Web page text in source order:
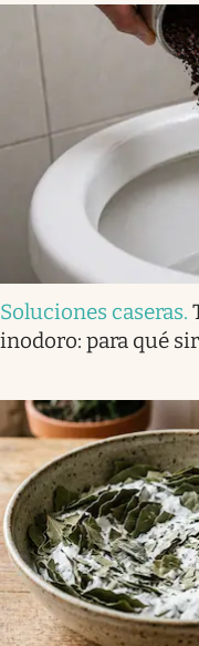
Soluciones caseras.
inodoro: para qué